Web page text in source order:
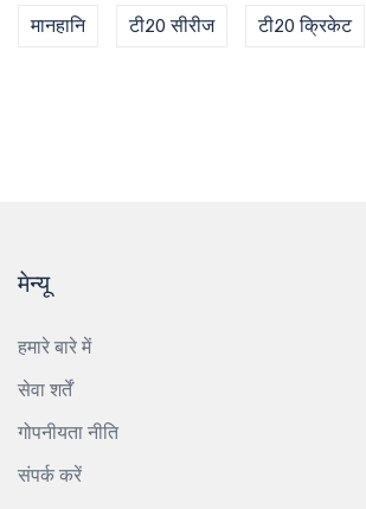
मानहानि टी20 सीरीज टी20 क्रिकेट
मेन्यू
हमारे बारे में
सेवा शर्तें
गोपनीयता नीति
संपर्क करें